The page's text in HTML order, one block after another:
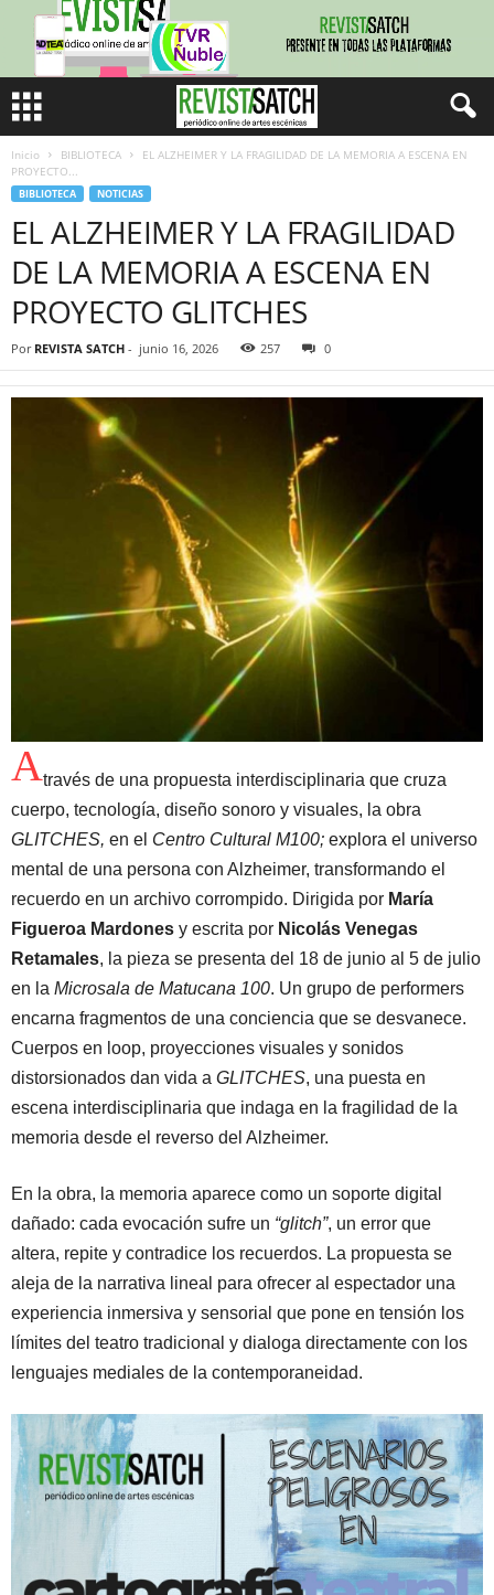
Inicio BIBLIOTECA
EL ALZHEIMER Y LA FRAGILIDAD DE LA MEMORIA A ESCENA EN
PROYECTO...
BIBLIOTECA NOTICIAS
EL ALZHEIMER Y LA FRAGILIDAD
DE LA MEMORIA A ESCENA EN
PROYECTO GLITCHES
Por REVISTA SATCH - junio 16, 2026 257 0
Através de una propuesta interdisciplinaria que cruza
cuerpo, tecnología, diseño sonoro y visuales, la obra
GLITCHES, en el Centro Cultural M100; explora el universo
mental de una persona con Alzheimer, transformando el
recuerdo en un archivo corrompido. Dirigida por María
Figueroa Mardones y escrita por Nicolás Venegas
Retamales, la pieza se presenta del 18 de junio al 5 de julio
en la Microsala de Matucana 100. Un grupo de performers
encarna fragmentos de una conciencia que se desvanece.
Cuerpos en loop, proyecciones visuales y sonidos
distorsionados dan vida a GLITCHES, una puesta en
escena interdisciplinaria que indaga en la fragilidad de la
memoria desde el reverso del Alzheimer.
En la obra, la memoria aparece como un soporte digital
dañado: cada evocación sufre un “glitch”, un error que
altera, repite y contradice los recuerdos. La propuesta se
aleja de la narrativa lineal para ofrecer al espectador una
experiencia inmersiva y sensorial que pone en tensión los
límites del teatro tradicional y dialoga directamente con los
lenguajes mediales de la contemporaneidad.